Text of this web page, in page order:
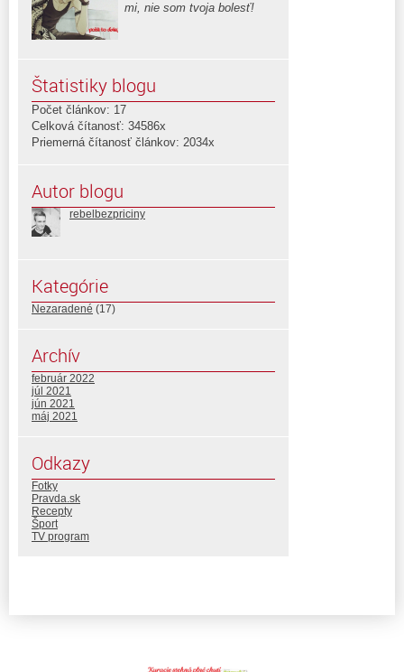
mi, nie som tvoja bolesť!
Štatistiky blogu
Počet článkov: 17
Celková čítanosť: 34586x
Priemerná čítanosť článkov: 2034x
Autor blogu
rebelbezpriciny
Kategórie
Nezaradené (17)
Archív
február 2022
júl 2021
jún 2021
máj 2021
Odkazy
Fotky
Pravda.sk
Recepty
Šport
TV program